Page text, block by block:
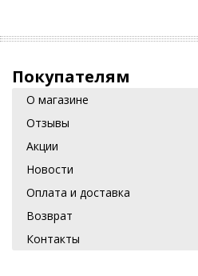
Покупателям
О магазине
Отзывы
Акции
Новости
Оплата и доставка
Возврат
Контакты